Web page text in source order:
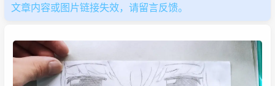
文章内容或图片链接失效，请留言反馈。